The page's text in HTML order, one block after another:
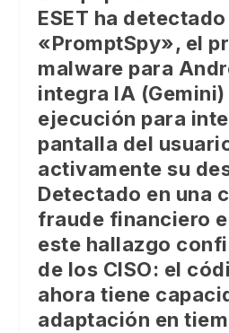
ESET ha detectado
«PromptSpy», el
malware para
integra IA
ejecución para
pantalla del
activamente su
Detectado en una
fraude financiero
este hallazgo
de los CISO: el
ahora tiene
adaptación en